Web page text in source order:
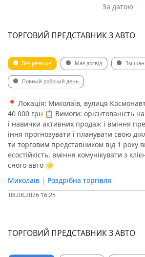
За датою
ТОРГОВИЙ ПРЕДСТАВНИК З АВТО
Без резюме Має досвід
Повний робочий день
📍 Локація: Миколаїв, вулиця
40 000 грн 📋 Вимоги: орієнтованість
і навички активних продаж і вміння
іння прогнозувати і планувати свою
ти торговим представником від 1 року
есостійкість, вміння комунікувати з
сного авто 🌟
Миколаїв | Роздрібна торгівля
08.08.2026 16:25
ТОРГОВИЙ ПРЕДСТАВНИК З АВТО